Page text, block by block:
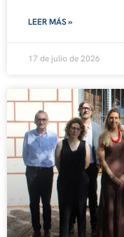
LEER MÁS »
17 de julio de 2026